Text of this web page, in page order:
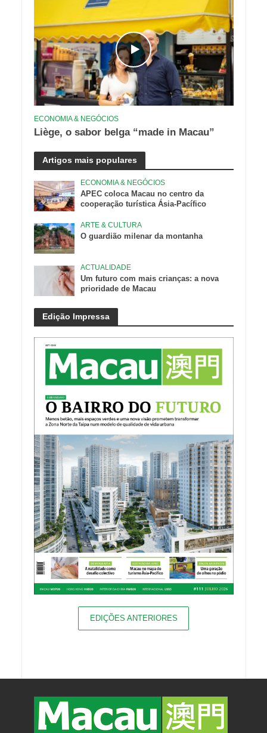
ECONOMIA & NEGÓCIOS
Liège, o sabor belga “made in Macau”
Artigos mais populares
ECONOMIA & NEGÓCIOS
APEC coloca Macau no centro da
cooperação turística Ásia-Pacífico
ARTE & CULTURA
O guardião milenar da montanha
ACTUALIDADE
Um futuro com mais crianças: a nova
prioridade de Macau
Edição Impressa
EDIÇÕES ANTERIORES